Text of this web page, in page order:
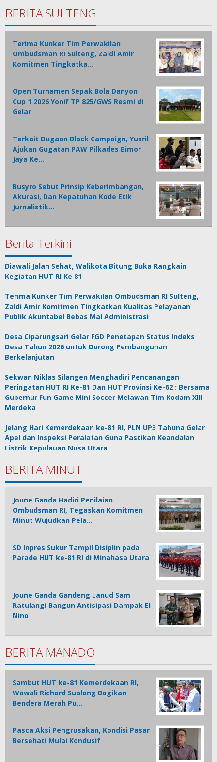
BERITA SULTENG
Terima Kunker Tim Perwakilan
Ombudsman RI Sulteng, Zaldi Amir
Komitmen Tingkatka…
Open Turnamen Sepak Bola Danyon
Cup 1 2026 Yonif TP 825/GWS Resmi di
Gelar
Terkait Dugaan Black Campaign, Yusril
Ajukan Gugatan PAW Pilkades Bimor
Jaya Ke…
Busyro Sebut Prinsip Keberimbangan,
Akurasi, Dan Kepatuhan Kode Etik
Jurnalistik…
Berita Terkini
Diawali Jalan Sehat, Walikota Bitung Buka Rangkain
Kegiatan HUT RI Ke 81
Terima Kunker Tim Perwakilan Ombudsman RI Sulteng,
Zaldi Amir Komitmen Tingkatkan Kualitas Pelayanan
Publik Akuntabel Bebas Mal Administrasi
Desa Ciparungsari Gelar FGD Penetapan Status Indeks
Desa Tahun 2026 untuk Dorong Pembangunan
Berkelanjutan
Sekwan Niklas Silangen Menghadiri Pencanangan
Peringatan HUT RI Ke-81 Dan HUT Provinsi Ke-62 : Bersama
Gubernur Fun Game Mini Soccer Melawan Tim Kodam XIII
Merdeka
Jelang Hari Kemerdekaan ke-81 RI, PLN UP3 Tahuna Gelar
Apel dan Inspeksi Peralatan Guna Pastikan Keandalan
Listrik Kepulauan Nusa Utara
BERITA MINUT
Joune Ganda Hadiri Penilaian
Ombudsman RI, Tegaskan Komitmen
Minut Wujudkan Pela…
SD Inpres Sukur Tampil Disiplin pada
Parade HUT ke-81 RI di Minahasa Utara
Joune Ganda Gandeng Lanud Sam
Ratulangi Bangun Antisipasi Dampak El
Nino
BERITA MANADO
Sambut HUT ke-81 Kemerdekaan RI,
Wawali Richard Sualang Bagikan
Bendera Merah Pu…
Pasca Aksi Pengrusakan, Kondisi Pasar
Bersehati Mulai Kondusif